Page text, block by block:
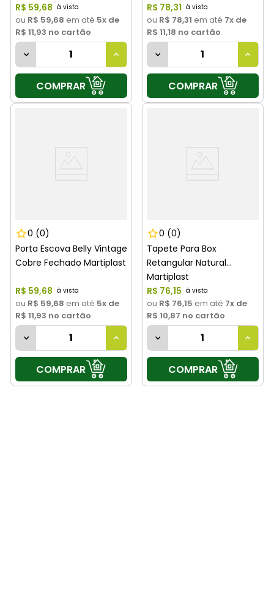
R$ 59,68
ou R$ 59,68 em até 5x de
R$ 11,93 no cartão
COMPRAR
R$ 78,31
ou R$ 78,31 em até 7x de
R$ 11,18 no cartão
COMPRAR
0 (0)
Porta Escova Belly Vintage
Cobre Fechado Martiplast
R$ 59,68
ou R$ 59,68 em até 5x de
R$ 11,93 no cartão
COMPRAR
0 (0)
Tapete Para Box
Retangular Natural
Martiplast
R$ 76,15
ou R$ 76,15 em até 7x de
R$ 10,87 no cartão
COMPRAR